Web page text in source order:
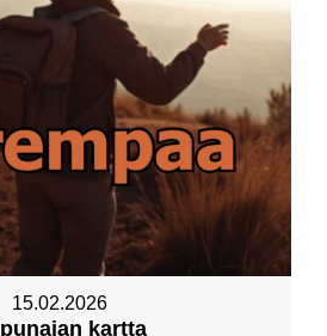
15.02.2026
kartta